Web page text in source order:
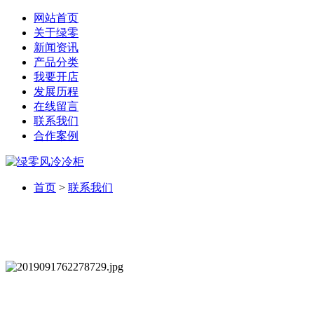
网站首页
关于绿零
新闻资讯
产品分类
我要开店
发展历程
在线留言
联系我们
合作案例
首页 > 联系我们